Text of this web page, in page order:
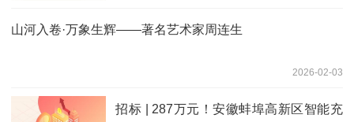
山河入卷·万象生辉——著名艺术家周连生
2026-02-03
招标 | 287万元！安徽蚌埠高新区智能充